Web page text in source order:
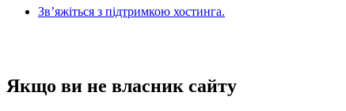
Зв’яжіться з підтримкою хостинга.
Якщо ви не власник сайту